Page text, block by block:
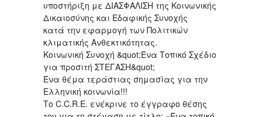
υποστήριξη με ΔΙΑΣΦΑΛΙΣΗ της Κοινωνικής
Δικαιοσύνης και Εδαφικής Συνοχής
κατά την εφαρμογή των Πολιτικών
κλιματικής Ανθεκτικότητας.
Κοινωνική Συνοχή &quot;Ένα Τοπικό Σχέδιο
για προσιτή ΣΤΕΓΑΣΗ&quot;
Ένα θέμα τεράστιας σημασίας για την
Ελληνική κοινωνία!!!
Το C.C.R.E. ενέκρινε το έγγραφο θέσης